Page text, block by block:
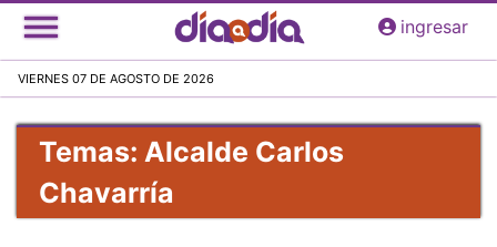
Pasar
al
principal
ingresar
VIERNES 07 DE AGOSTO DE 2026
Temas: Alcalde Carlos
Chavarría